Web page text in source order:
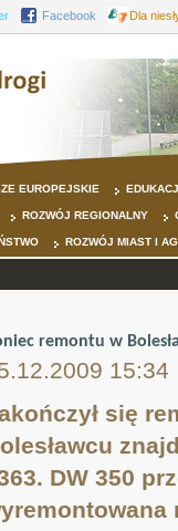
Facebook Dla
EUROPEJSKIE
ROZWÓJ REGIONALNY
ROZWÓJ MIAST I
remontu w
15:34
się
DW 350